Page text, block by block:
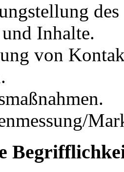
Inhalte.
von